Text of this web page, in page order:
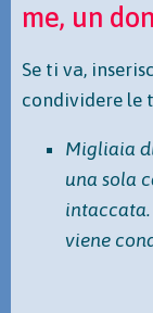
me, un
Se ti va,
condividere le
Migliaia
una sola
viene